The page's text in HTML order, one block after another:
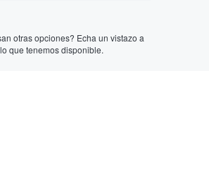
otras opciones? Echa un vistazo a
lo que tenemos disponible.